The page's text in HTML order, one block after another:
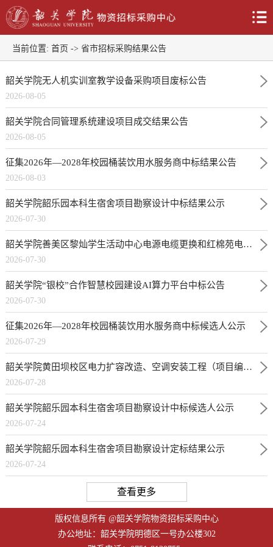
当前位置: 首页 -> 省市招标采购结果公告
韶关学院无人机实训室教学设备采购项目废标公告
2026-08-05
韶关学院合同管理系统建设项目成交结果公告
2026-08-05
征集2026年—2028年校园桶装饮用水服务商中标结果公告
2026-08-03
韶关学院韶乐园本科生宿舍项目勘察设计中标结果公示
2026-07-30
韶关学院善美区黎灿学生活动中心电源电缆更换和红棉苑电力改造项目（二次）成交结果公告
2026-07-30
韶关学院“银校”合作智慧校园建设AI算力平台中标公告
2026-07-30
征集2026年—2028年校园桶装饮用水服务商中标候选人公示
2026-07-29
韶关学院黄田坝校区电力扩容改造、空调安装工程（项目编号：1371-2641GDGH1135）成交公告
2026-07-28
韶关学院韶乐园本科生宿舍项目勘察设计中标候选人公示
2026-07-24
韶关学院韶乐园本科生宿舍项目勘察设计定标结果公示
2026-07-24
查看更多
版权信息所有 @韶关学院物资招标采购中心
办公地址：韶关学院明德区一号办公楼302